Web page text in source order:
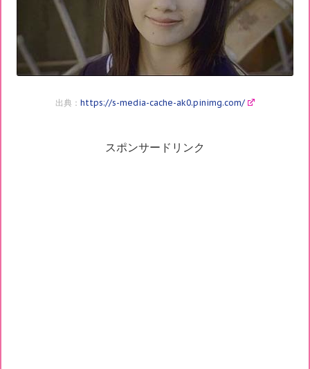
出典：https://s-media-cache-ak0.pinimg.com/
スポンサードリンク